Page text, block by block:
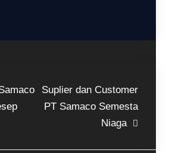
Suplier dan Customer
PT Samaco Semesta
Niaga